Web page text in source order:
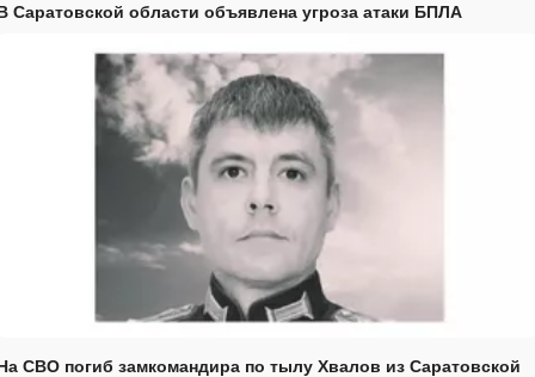
Саратовской области объявлена угроза атаки БПЛА
СВО погиб замкомандира по тылу Хвалов из Саратовской